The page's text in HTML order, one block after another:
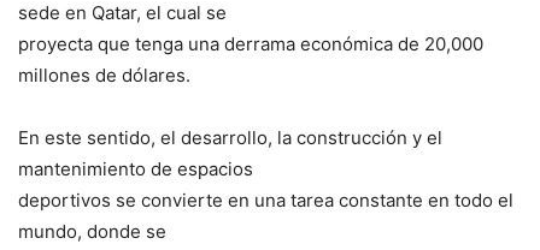
sede en Qatar, el cual se
proyecta que tenga una derrama económica de 20,000
millones de dólares.
En este sentido, el desarrollo, la construcción y el
mantenimiento de espacios
deportivos se convierte en una tarea constante en todo el
mundo, donde se